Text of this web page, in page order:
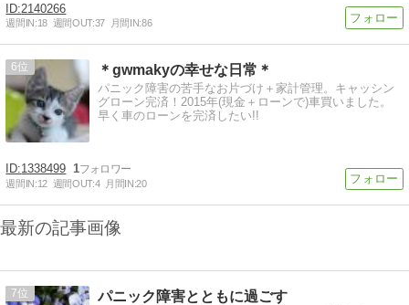
2140266
週間IN:18 週間OUT:37 月間IN:86
6 ＊gwmakyの幸せな日常＊
パニック障害の苦手なお片づけ＋家計管理。キャッシン
グローン完済！2015年(現金＋ローンで)車買いました。
早く車のローンを完済したい!!
1338499 1
週間IN:12 週間OUT:4 月間IN:20
最新の記事画像
7 パニック障害とともに過ごす